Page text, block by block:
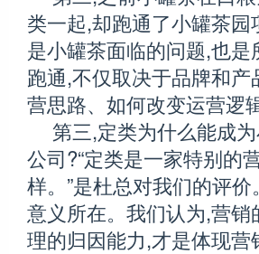
类一起,却跑通了小罐茶
是小罐茶面临的问题,也
跑通,不仅取决于品牌和
营思路、如何改变运营逻辑
第三,定类为什么能成
公司?“定类是一家特别的
样。”是杜总对我们的评
意义所在。我们认为,营
理的归因能力,才是体现营